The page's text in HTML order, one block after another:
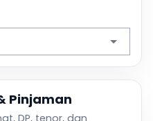
Pinjaman
DP, tenor, dan